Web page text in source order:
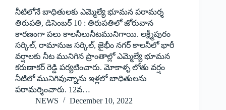
నీటిలోనే బాధితులకు ఎమ్మెల్యే భూమన పరామర్శ
తిరుపతి, డిసెంబర్‌ 10 : ‌తిరుపతిలో జోరువాన
కారణంగా పలు కాలనీలునీటమునిగాయి. లక్ష్మీపురం
సర్కిల్‌, ‌రామానుజ సర్కిల్‌, ‌జైభీం నగర్‌ ‌కాలనీలో భారీ
వర్షాలకు నీట మునిగిన ప్రాంతాల్లో ఎమ్మెల్యే భూమన
కరుణాకర్‌ ‌రెడ్డి పర్యటించారు. మోకాళ్ళ లోతు వర్షం
నీటిలో మునిగివున్నాను ఇళ్లలో బాధితులను
పరామర్శించారు. 12వ…
NEWS
December 10, 2022